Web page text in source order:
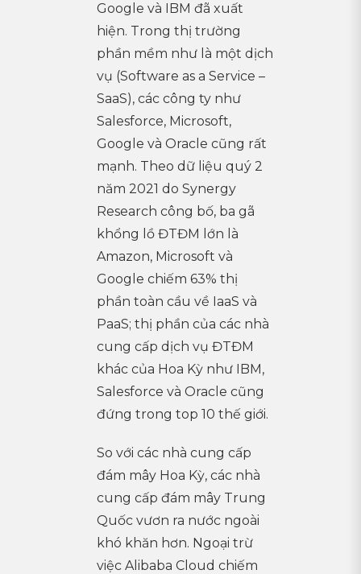
Google và IBM đã xuất
hiện. Trong thị trường
phần mềm như là một dịch
vụ (Software as a Service –
SaaS), các công ty như
Salesforce, Microsoft,
Google và Oracle cũng rất
mạnh. Theo dữ liệu quý 2
năm 2021 do Synergy
Research công bố, ba gã
khổng lồ ĐTĐM lớn là
Amazon, Microsoft và
Google chiếm 63% thị
phần toàn cầu về IaaS và
PaaS; thị phần của các nhà
cung cấp dịch vụ ĐTĐM
khác của Hoa Kỳ như IBM,
Salesforce và Oracle cũng
đứng trong top 10 thế giới.
So với các nhà cung cấp
đám mây Hoa Kỳ, các nhà
cung cấp đám mây Trung
Quốc vươn ra nước ngoài
khó khăn hơn. Ngoại trừ
việc Alibaba Cloud chiếm